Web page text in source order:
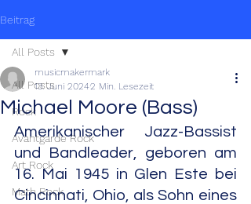
Beitrag
All Posts
Rock
Avantgarde Rock
Art Rock
Math Rock
All Posts
Michael Moore (Bass)
musicmakermark
13. Juni 20242 Min. Lesezeit
Amerikanischer Jazz-Bassist
und Bandleader, geboren am
16. Mai 1945 in Glen Este bei
Cincinnati, Ohio, als Sohn eines